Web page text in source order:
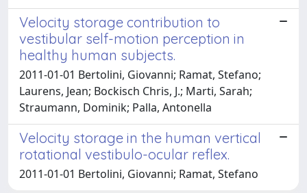
Velocity storage contribution to
vestibular self-motion perception in
healthy human subjects.
2011-01-01 Bertolini, Giovanni; Ramat, Stefano;
Laurens, Jean; Bockisch Chris, J.; Marti, Sarah;
Straumann, Dominik; Palla, Antonella
Velocity storage in the human vertical
rotational vestibulo-ocular reflex.
2011-01-01 Bertolini, Giovanni; Ramat, Stefano